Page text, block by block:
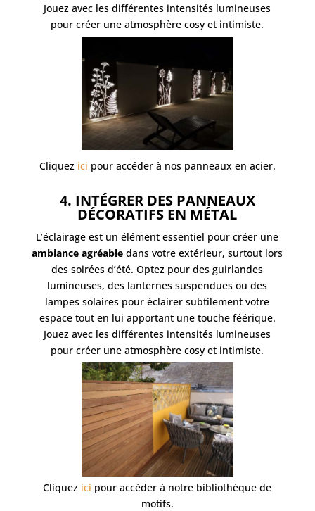
Jouez avec les différentes intensités lumineuses
pour créer une atmosphère cosy et intimiste.
Cliquez ici pour accéder à nos panneaux en acier.
4. INTÉGRER DES PANNEAUX
DÉCORATIFS EN MÉTAL
L’éclairage est un élément essentiel pour créer une
ambiance agréable dans votre extérieur, surtout lors
des soirées d’été. Optez pour des guirlandes
lumineuses, des lanternes suspendues ou des
lampes solaires pour éclairer subtilement votre
espace tout en lui apportant une touche féérique.
Jouez avec les différentes intensités lumineuses
pour créer une atmosphère cosy et intimiste.
Cliquez ici pour accéder à notre bibliothèque de
motifs.